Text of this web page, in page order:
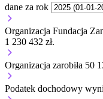
dane za rok
Organizacja Fundacja
1 230 432 zł.
Organizacja zarobiła 50
Podatek dochodowy